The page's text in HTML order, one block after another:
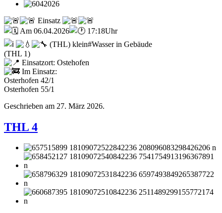
Einsatz
Am 06.04.2026
17:18Uhr
(THL) klein#Wasser in Gebäude
(THL 1)
Einsatzort: Ostehofen
Im Einsatz:
Osterhofen 42/1
Osterhofen 55/1
Geschrieben am 27. März 2026.
THL 4